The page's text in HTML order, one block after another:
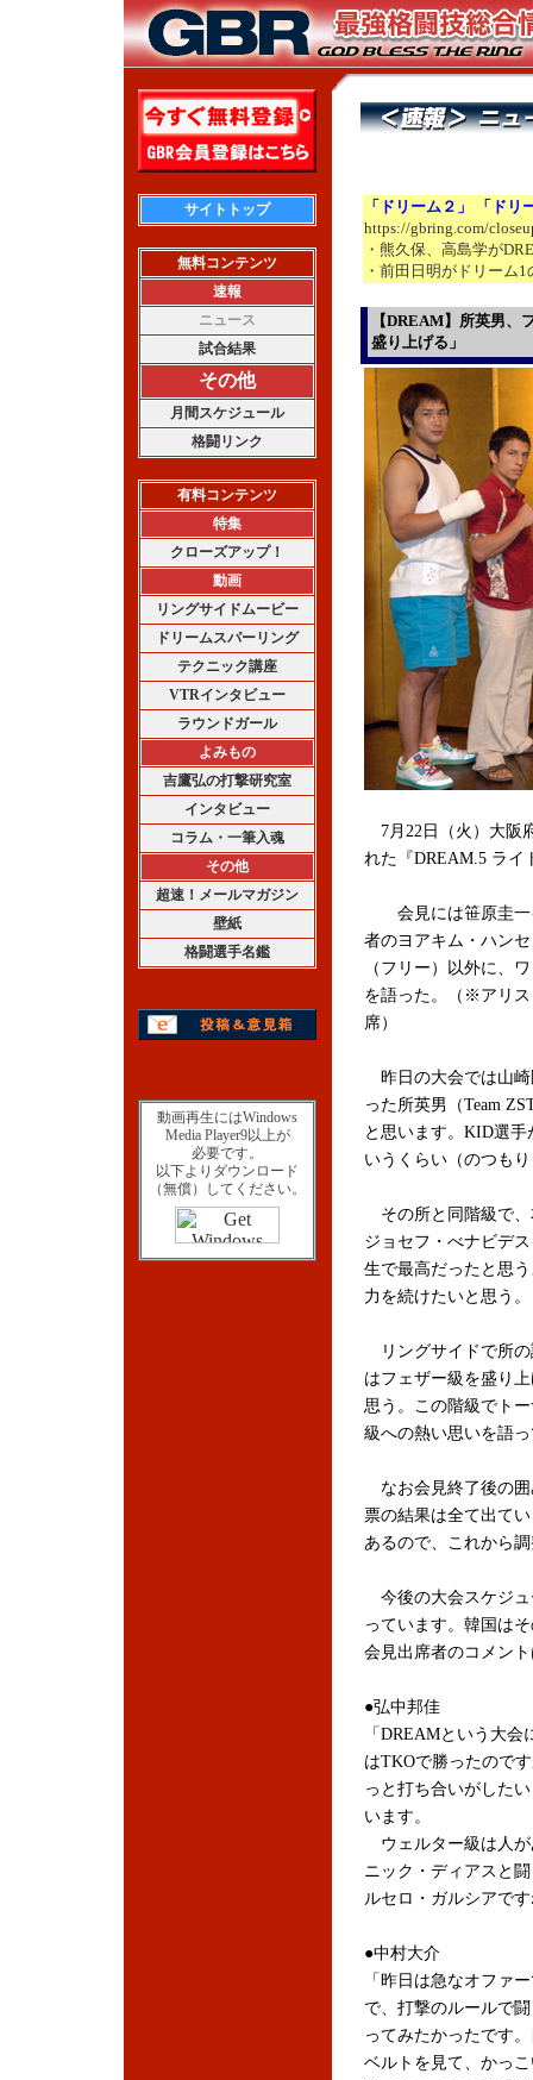
サイトトップ
無料コンテンツ
速報
ニュース
試合結果
その他
月間スケジュール
格闘リンク
有料コンテンツ
特集
クローズアップ！
動画
リングサイドムービー
ドリームスパーリング
テクニック講座
VTRインタビュー
ラウンドガール
よみもの
吉鷹弘の打撃研究室
インタビュー
コラム・一筆入魂
その他
超速！メールマガジン
壁紙
格闘選手名鑑
動画再生にはWindows
Media Player9以上が
必要です。
以下よりダウンロード
（無償）してください。
「ドリーム２」 「ドリ
https://gbring.com/
・熊久保、高島学が
・前田日明がドリーム
【DREAM】所英男、
盛り上げる」
7月22日（火）大阪
れた『DREAM.5 ライ
会見には笹原圭一
者のヨアキム・ハン
（フリー）以外に、
を語った。（※アリス
席）
昨日の大会では山崎
った所英男（Team
と思います。KID選
いうくらい（のつも
その所と同階級で、
ジョセフ・べナビデ
生で最高だったと思
力を続けたいと思う。
リングサイドで所の
はフェザー級を盛り
思う。この階級でト
級への熱い思いを語
なお会見終了後の囲
票の結果は全て出て
あるので、これから
今後の大会スケジュ
っています。韓国は
会見出席者のコメン
●弘中邦佳
「DREAMという大
はTKOで勝ったので
っと打ち合いがした
います。
ウェルター級は人が
ニック・ディアスと
ルセロ・ガルシアで
●中村大介
「昨日は急なオファ
で、打撃のルールで
ってみたかったです
ベルトを見て、かっ